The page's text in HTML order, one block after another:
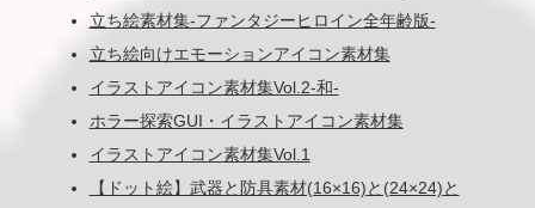
立ち絵素材集-ファンタジーヒロイン全年齢版-
立ち絵向けエモーションアイコン素材集
イラストアイコン素材集Vol.2-和-
ホラー探索GUI・イラストアイコン素材集
イラストアイコン素材集Vol.1
【ドット絵】武器と防具素材(16×16)と(24×24)と